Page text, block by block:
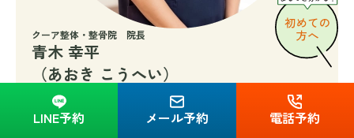
LINE予約 メール予約 電話予約
クーア整体・整骨院 院長
青木 幸平
（あおき こうへい）
関東柔道整復師専門学校卒業後、柔道整復師国家資
格を取得。青梅市の整骨院で分院長を経て、羽村市
に転職。その後、青梅市にクーア整骨院を開院。